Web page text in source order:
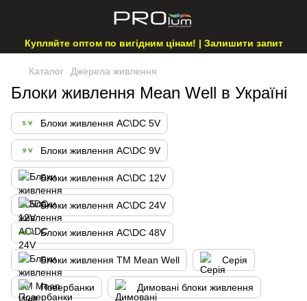
Купляйте оптом по вигідним цінам! | Залишити запит
Каталог Джерела живлення
Блоки живлення Mean Well в Україні
Блоки живлення AC\DC 5V
Блоки живлення AC\DC 9V
Блоки живлення AC\DC 12V
Блоки живлення AC\DC 24V
Блоки живлення AC\DC 48V
Блоки живлення ТМ Mean Well Cерія
Повербанки Димовані блоки живлення